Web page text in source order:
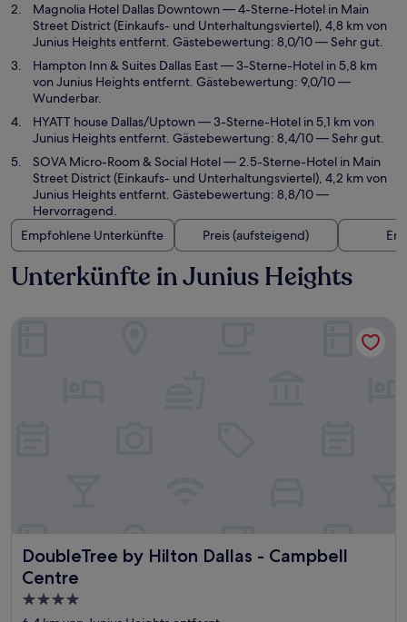
Magnolia Hotel Dallas Downtown— 4-Sterne-Hotel in Main
Street District (Einkaufs- und Unterhaltungsviertel), 4,8 km von
Junius Heights entfernt. Gästebewertung: 8,0/10 — Sehr gut.
Hampton Inn & Suites Dallas East— 3-Sterne-Hotel in 5,8 km
von Junius Heights entfernt. Gästebewertung: 9,0/10 —
Wunderbar.
HYATT house Dallas/Uptown— 3-Sterne-Hotel in 5,1 km von
Junius Heights entfernt. Gästebewertung: 8,4/10 — Sehr gut.
SOVA Micro-Room & Social Hotel— 2.5-Sterne-Hotel in Main
Street District (Einkaufs- und Unterhaltungsviertel), 4,2 km von
Junius Heights entfernt. Gästebewertung: 8,8/10 —
Hervorragend.
Empfohlene Unterkünfte
Preis (aufsteigend)
Unterkünfte in Junius Heights
DoubleTree by Hilton Dallas - Campbell
Centre
DoubleTree by Hilton Dallas - Campbell Centre
4.0-